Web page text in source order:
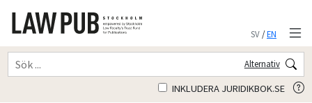
SV/EN
Alternativ
INKLUDERA JURIDIKBOK.SE